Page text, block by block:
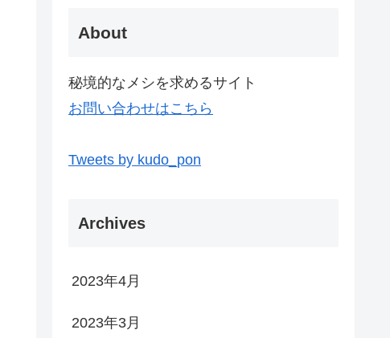
About
秘境的なメシを求めるサイト
お問い合わせはこちら
Tweets by kudo_pon
Archives
2023年4月
2023年3月